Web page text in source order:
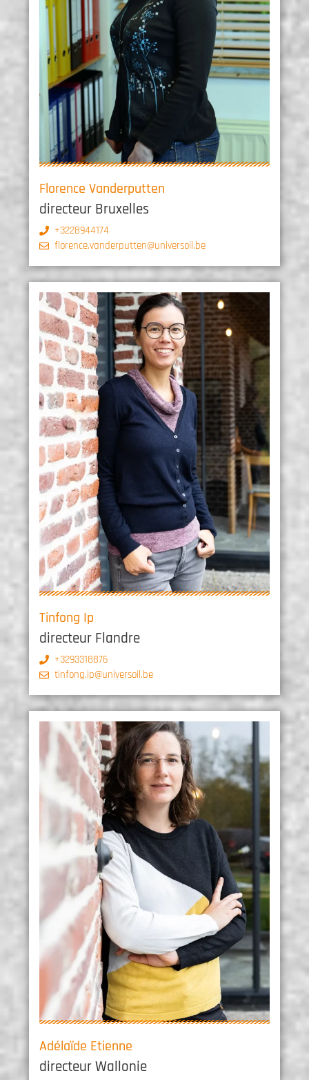
Florence Vanderputten
directeur Bruxelles
+3228944174
florence.vanderputten@universoil.be
Tinfong Ip
directeur Flandre
+3293318876
tinfong.ip@universoil.be
Adélaïde Etienne
directeur Wallonie